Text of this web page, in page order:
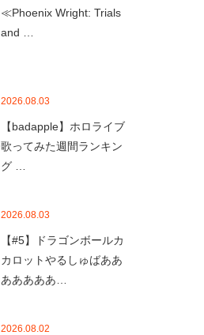
≪Phoenix Wright: Trials
and …
2026.08.03
【badapple】ホロライブ
歌ってみた週間ランキン
グ …
2026.08.03
【#5】ドラゴンボールカ
カロットやるしゅばああ
あああああ…
2026.08.02